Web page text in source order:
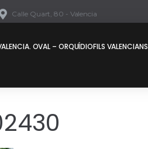
Calle Quart, 80 - Valencia
OVAL – ORQUÍDIOFILS VALENCIANS